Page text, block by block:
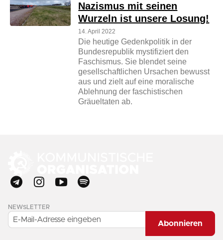
Nazismus mit seinen
Wurzeln ist unsere Losung!
14. April 2022
Die heutige Gedenkpolitik in der
Bundesrepublik mystifiziert den
Faschismus. Sie blendet seine
gesellschaftlichen Ursachen bewusst
aus und zielt auf eine moralische
Ablehnung der faschistischen
Gräueltaten ab.
NEWSLETTER
Abonnieren